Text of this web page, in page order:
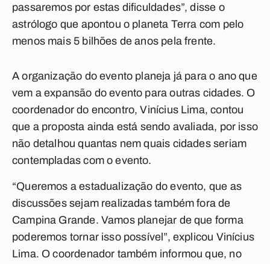
passaremos por estas dificuldades”, disse o
astrólogo que apontou o planeta Terra com pelo
menos mais 5 bilhões de anos pela frente.
A organização do evento planeja já para o ano que
vem a expansão do evento para outras cidades. O
coordenador do encontro, Vinícius Lima, contou
que a proposta ainda está sendo avaliada, por isso
não detalhou quantas nem quais cidades seriam
contempladas com o evento.
“Queremos a estadualização do evento, que as
discussões sejam realizadas também fora de
Campina Grande. Vamos planejar de que forma
poderemos tornar isso possível”, explicou Vinícius
Lima. O coordenador também informou que, no